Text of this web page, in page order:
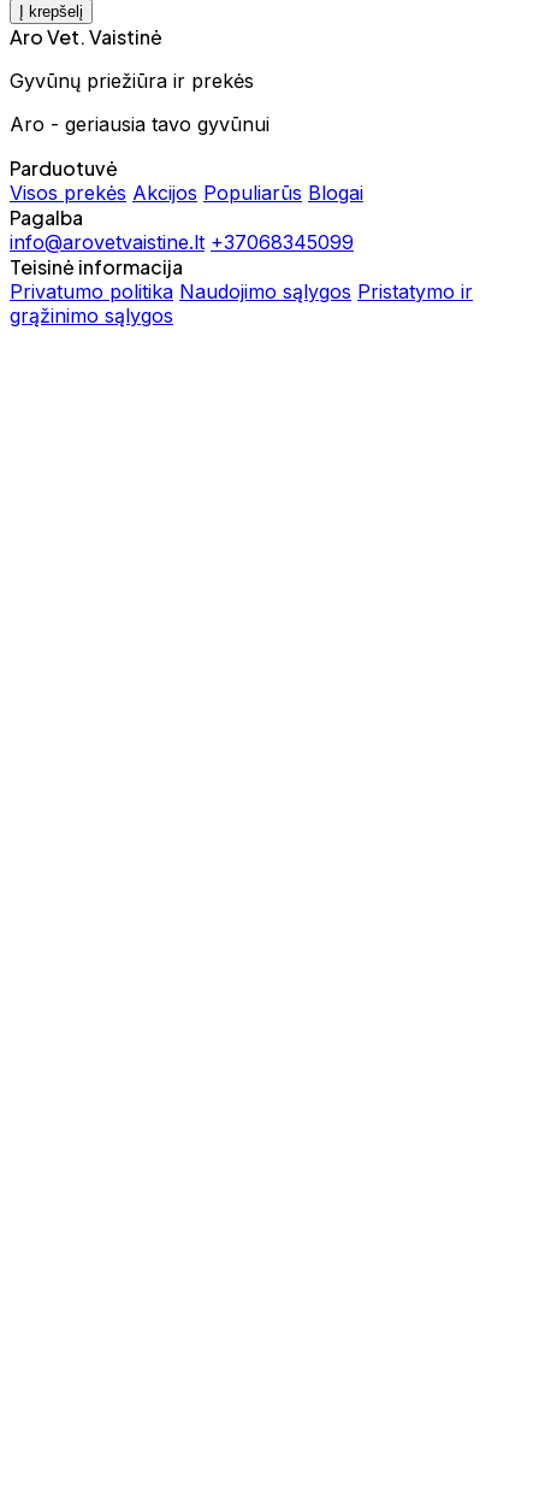
Į krepšelį
Aro Vet. Vaistinė
Gyvūnų priežiūra ir prekės
Aro - geriausia tavo gyvūnui
Parduotuvė
Visos prekės Akcijos Populiarūs Blogai
Pagalba
info@arovetvaistine.lt +37068345099
Teisinė informacija
Privatumo politika Naudojimo sąlygos Pristatymo ir
grąžinimo sąlygos